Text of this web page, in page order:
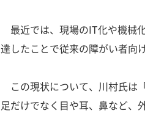
最近では、現場のIT化や機械
達したことで従来の障がい者向
この現状について、川村氏は
足だけでなく目や耳、鼻など、